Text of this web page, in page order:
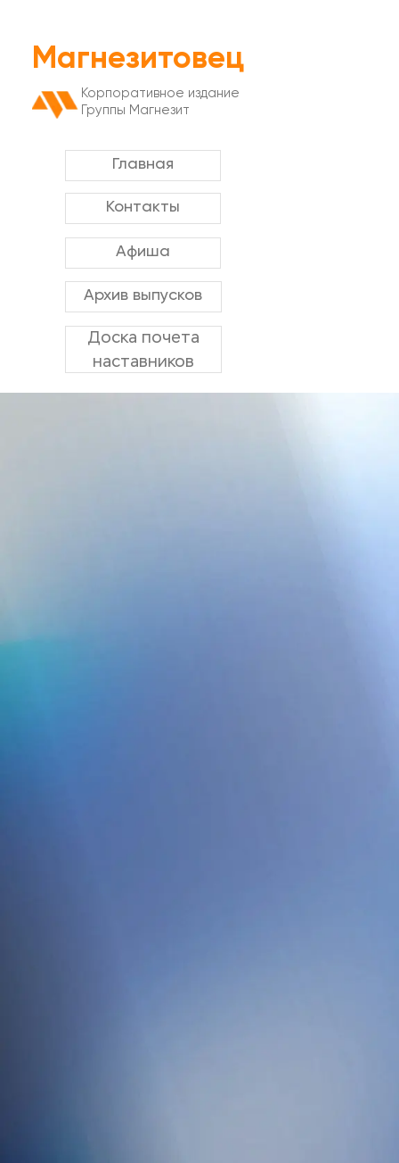
Доска почета
наставников
Контакты
Магнезитовец
Архив выпусков
Главная
Афиша
Корпоративное издание
Группы Магнезит